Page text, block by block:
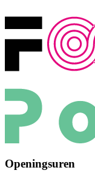
Openingsuren